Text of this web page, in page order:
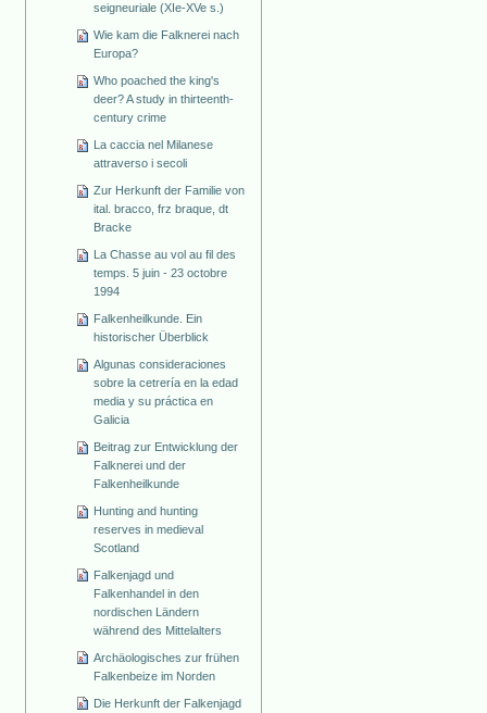
seigneuriale (XIe-XVe s.)
Wie kam die Falknerei nach
Europa?
Who poached the king's
deer? A study in thirteenth-
century crime
La caccia nel Milanese
attraverso i secoli
Zur Herkunft der Familie von
ital. bracco, frz braque, dt
Bracke
La Chasse au vol au fil des
temps. 5 juin - 23 octobre
1994
Falkenheilkunde. Ein
historischer Überblick
Algunas consideraciones
sobre la cetrería en la edad
media y su práctica en
Galicia
Beitrag zur Entwicklung der
Falknerei und der
Falkenheilkunde
Hunting and hunting
reserves in medieval
Scotland
Falkenjagd und
Falkenhandel in den
nordischen Ländern
während des Mittelalters
Archäologisches zur frühen
Falkenbeize im Norden
Die Herkunft der Falkenjagd